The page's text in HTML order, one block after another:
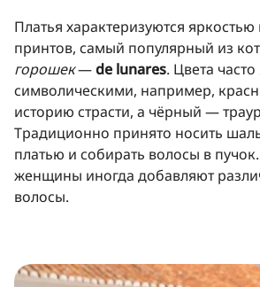
Платья характеризуются яркостью
принтов, самый популярный из
горошек—de lunares. Цвета
символическими, например,
историю страсти, а чёрный —
Традиционно принято носить
платью и собирать волосы в
женщины иногда добавляют
волосы.